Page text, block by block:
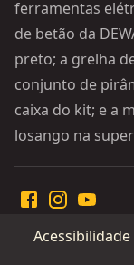
ferramentas
de betão da
preto; a grelha
conjunto de
caixa do kit; e a
losango na
Acessibilidade